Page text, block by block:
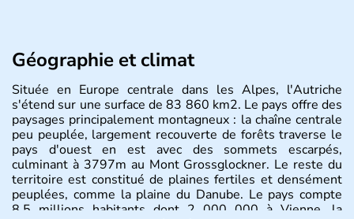
Géographie et climat
Située en Europe centrale dans les Alpes, l'Autriche
s'étend sur une surface de 83 860 km2. Le pays offre des
paysages principalement montagneux : la chaîne centrale
peu peuplée, largement recouverte de forêts traverse le
pays d'ouest en est avec des sommets escarpés,
culminant à 3797m au Mont Grossglockner. Le reste du
territoire est constitué de plaines fertiles et densément
peuplées, comme la plaine du Danube. Le pays compte
8.5 millions habitants dont 2 000 000 à Vienne, la